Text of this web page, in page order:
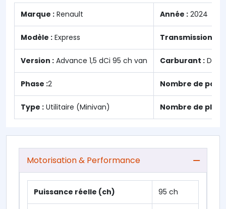
Marque : Renault Année : 2024
Modèle : Express Transmission :
Version : Advance 1,5 dCi 95 ch van Carburant :
Phase :2 Nombre de
Type : Utilitaire (Minivan) Nombre de
Motorisation & Performance
Puissance réelle (ch) 95 ch